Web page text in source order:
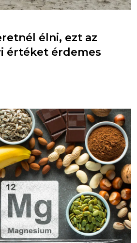
élni, ezt az
értéket érdemes